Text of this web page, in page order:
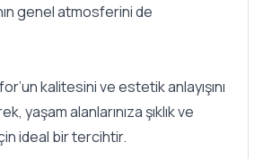
genel atmosferini de
kalitesini ve estetik anlayışını
yaşam alanlarınıza şıklık ve
ideal bir tercihtir.